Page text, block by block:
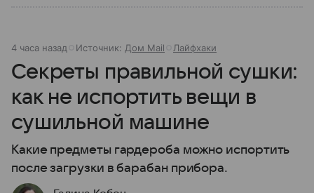
4 часа назад Источник: Дом Mail Лайфхаки
Секреты правильной сушки:
как не испортить вещи в
сушильной машине
Какие предметы гардероба можно испортить
после загрузки в барабан прибора.